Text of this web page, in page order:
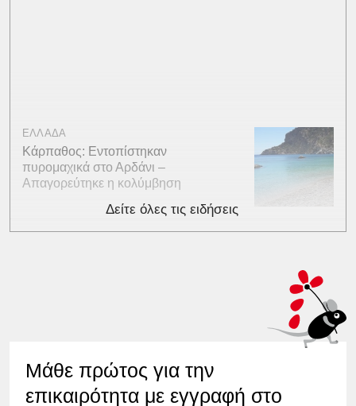
ΕΛΛΑΔΑ
Κάρπαθος: Εντοπίστηκαν
πυρομαχικά στο Αρδάνι –
Απαγορεύτηκε η κολύμβηση
Δείτε όλες τις ειδήσεις
Μάθε πρώτος για την
επικαιρότητα με εγγραφή στο